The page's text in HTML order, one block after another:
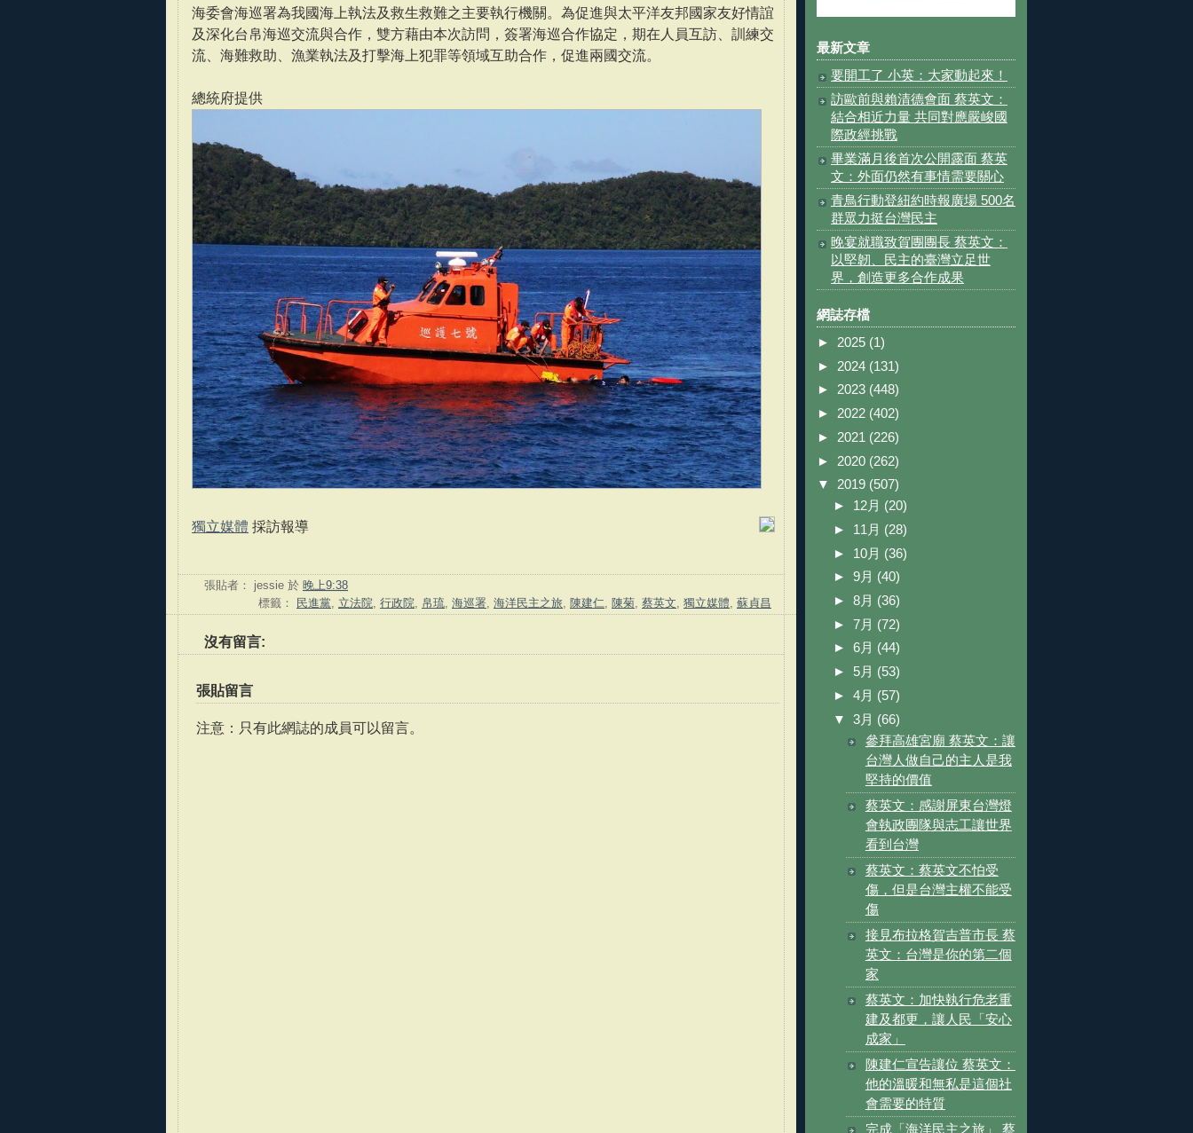
海委會海巡署為我國海上執法及救生救難之主要執行機關。為促進與太平洋友邦國家友好情誼
及深化台帛海巡交流與合作，雙方藉由本次訪問，簽署海巡合作協定，期在人員互訪、訓練交
流、海難救助、漁業執法及打擊海上犯罪等領域互助合作，促進兩國交流。
總統府提供
獨立媒體 採訪報導
張貼者： jessie 於 晚上9:38
標籤： 民進黨 立法院 行政院 帛琉 海巡署 海洋民主之旅 陳建仁 陳菊 蔡英文 獨立媒體 蘇貞昌
沒有留言:
張貼留言
注意：只有此網誌的成員可以留言。
最新文章
要開工了 小英：大家動起來！
訪歐前與賴清德會面 蔡英文：
結合相近力量 共同對應嚴峻國
際政經挑戰
畢業滿月後首次公開露面 蔡英
文：外面仍然有事情需要關心
青鳥行動登紐約時報廣場 500名
群眾力挺台灣民主
晚宴就職致賀團團長 蔡英文：
以堅韌、民主的臺灣立足世
界，創造更多合作成果
網誌存檔
► 2025 (1)
► 2024 (131)
► 2023 (448)
► 2022 (402)
► 2021 (226)
► 2020 (262)
▼ 2019 (507)
► 12月 (20)
► 11月 (28)
► 10月 (36)
► 9月 (40)
► 8月 (36)
► 7月 (72)
► 6月 (44)
► 5月 (53)
► 4月 (57)
▼ 3月 (66)
參拜高雄宮廟 蔡英文：讓
台灣人做自己的主人是我
堅持的價值
蔡英文：感謝屏東台灣燈
會執政團隊與志工讓世界
看到台灣
蔡英文：蔡英文不怕受
傷，但是台灣主權不能受
傷
接見布拉格賀吉普市長 蔡
英文：台灣是你的第二個
家
蔡英文：加快執行危老重
建及都更，讓人民「安心
成家」
陳建仁宣告讓位 蔡英文：
他的溫暖和無私是這個社
會需要的特質
完成「海洋民主之旅」 蔡